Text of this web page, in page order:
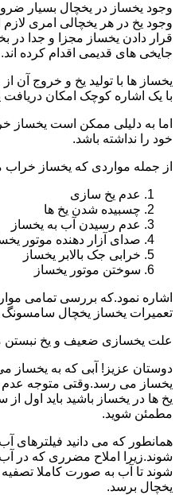
وجود یخساز در یخچال بسیار
وجود یخ در هر یخچالی امری
قرار دادن یخساز مجزا و جدا
جایخی های قدیمی اقدام کرده اند.
یخساز ها با تولید یخ و خروج آن
با یک اشاره کوچک امکان دریافت
اما به دلیلی ممکن است یخساز
خود را نداشته باشد.
از جمله مواردی که یخساز
عدم یخ سازی
چسبیده شدن یخ ها
عدم رسیدن آب به یخساز
صدای آزار دهنده موتور
خرابی جک بالابر یخساز
سوختن موتور یخساز
اشاره نمود.که بررسی تمامی
تعمیرات یخساز یخچال
علت یخسازی ضعیف و یخ
دوستان عزیز! آبی که به یخساز
یخساز می رسد.وقتی متوجه
یخ ها در یخساز باشید باید اول
مطمئن شوید.
شوند.زیرا املاح مضرری که در
شوند تا آب به صورت کاملا تصفیه
یخچال برسد.